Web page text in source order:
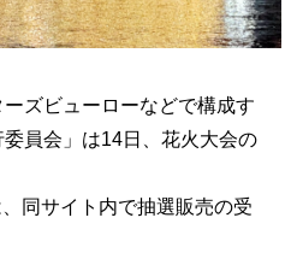
ズビューローなどで構成す
員会」は14日、花火大会の
同サイト内で抽選販売の受